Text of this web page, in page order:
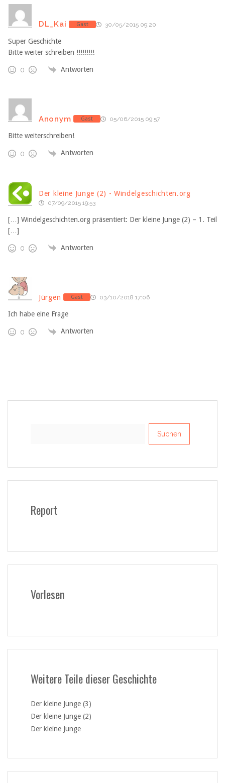
DL_Kai Gast 30/05/2015 09:20
Super Geschichte
Bitte weiter schreiben !!!!!!!!!
0 Antworten
Anonym Gast 05/06/2015 09:57
Bitte weiterschreiben!
0 Antworten
Der kleine Junge (2) - Windelgeschichten.org
07/09/2015 19:53
[…] Windelgeschichten.org präsentiert: Der kleine Junge (2) – 1. Teil
[…]
0 Antworten
Jürgen Gast 03/10/2018 17:06
Ich habe eine Frage
0 Antworten
Report
Vorlesen
Weitere Teile dieser Geschichte
Der kleine Junge (3)
Der kleine Junge (2)
Der kleine Junge